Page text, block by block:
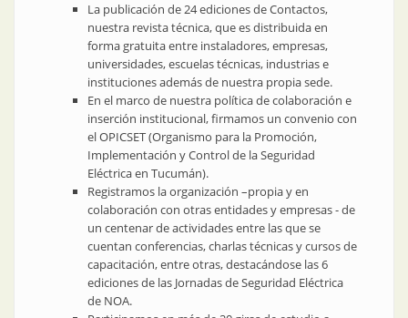
La publicación de 24 ediciones de Contactos,
nuestra revista técnica, que es distribuida en
forma gratuita entre instaladores, empresas,
universidades, escuelas técnicas, industrias e
instituciones además de nuestra propia sede.
En el marco de nuestra política de colaboración e
inserción institucional, firmamos un convenio con
el OPICSET (Organismo para la Promoción,
Implementación y Control de la Seguridad
Eléctrica en Tucumán).
Registramos la organización –propia y en
colaboración con otras entidades y empresas - de
un centenar de actividades entre las que se
cuentan conferencias, charlas técnicas y cursos de
capacitación, entre otras, destacándose las 6
ediciones de las Jornadas de Seguridad Eléctrica
de NOA.